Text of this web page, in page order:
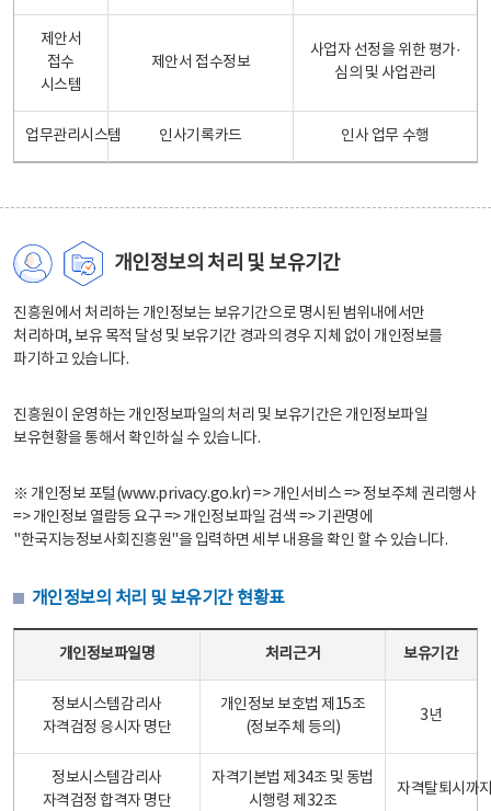
제안서
접수
시스템
제안서 접수정보
사업자 선정을 위한 평가·
심의 및 사업관리
업무관리시스템 인사기록카드 인사 업무 수행
개인정보의 처리 및 보유기간
진흥원에서 처리하는 개인정보는 보유기간으로 명시된 범위내에서만
처리하며, 보유 목적 달성 및 보유기간 경과의 경우 지체 없이 개인정보를
파기하고 있습니다.
진흥원이 운영하는 개인정보파일의 처리 및 보유기간은 개인정보파일
보유현황을 통해서 확인하실 수 있습니다.
※ 개인정보 포털(www.privacy.go.kr) => 개인서비스 => 정보주체 권리행사
=> 개인정보 열람등 요구 => 개인정보파일 검색 => 기관명에
"한국지능정보사회진흥원"을 입력하면 세부 내용을 확인 할 수 있습니다.
개인정보의 처리 및 보유기간 현황표
개인정보파일명 처리근거 보유기간
정보시스템감리사
자격검정 응시자 명단
개인정보 보호법 제15조
(정보주체 등의)
3년
정보시스템감리사
자격검정 합격자 명단
자격기본법 제34조 및 동법
시행령 제32조
자격탈퇴시까